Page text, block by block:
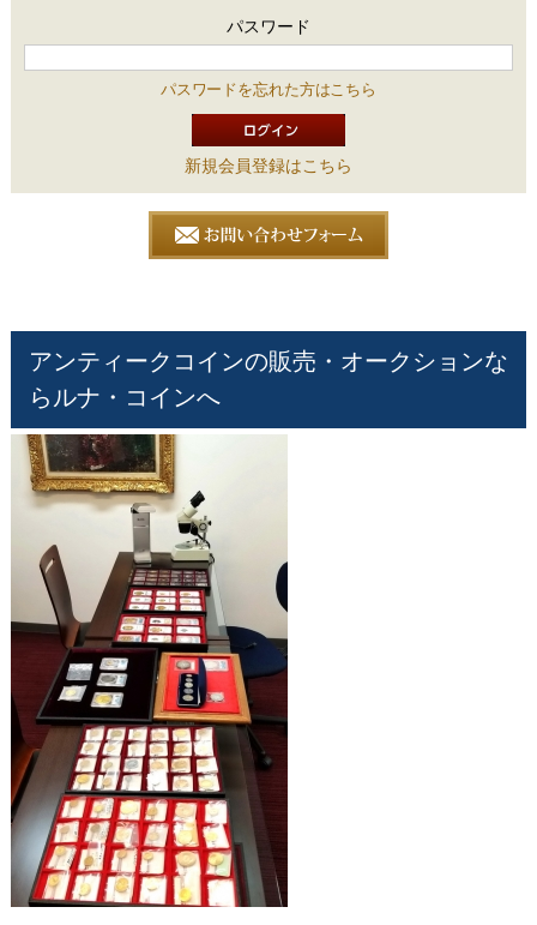
パスワード
パスワードを忘れた方はこちら
新規会員登録はこちら
アンティークコインの販売・オークションな
らルナ・コインへ